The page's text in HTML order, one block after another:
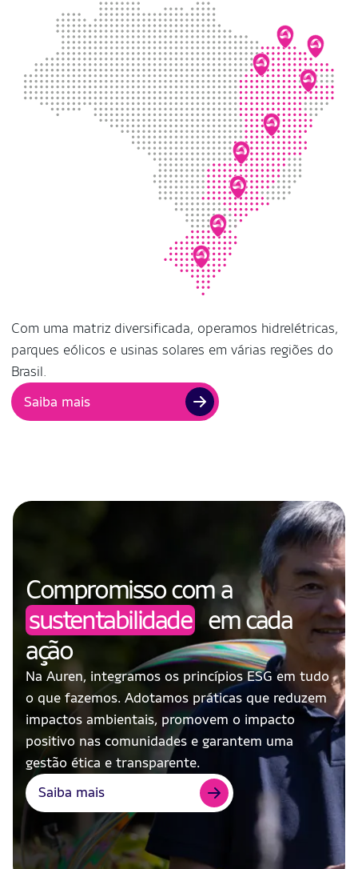
Com uma matriz diversificada, operamos hidrelétricas,
parques eólicos e usinas solares em várias regiões do
Brasil.
Saiba mais
Compromisso com a
sustentabilidadeem cada
ação
Na Auren, integramos os princípios ESG em tudo
o que fazemos. Adotamos práticas que reduzem
impactos ambientais, promovem o impacto
positivo nas comunidades e garantem uma
gestão ética e transparente.
Saiba mais